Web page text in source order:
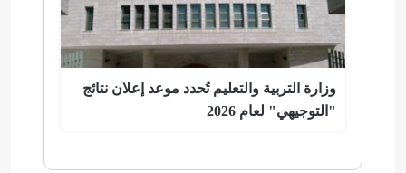
وزارة التربية والتعليم تُحدد موعد إعلان نتائج
"التوجيهي" لعام 2026